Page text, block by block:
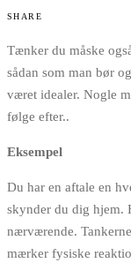
SHARE
Tænker du måske
sådan som man bør
været idealer. Nogle
følge efter..
Eksempel
Du har en aftale en
skynder du dig hjem.
nærværende.
mærker fysiske